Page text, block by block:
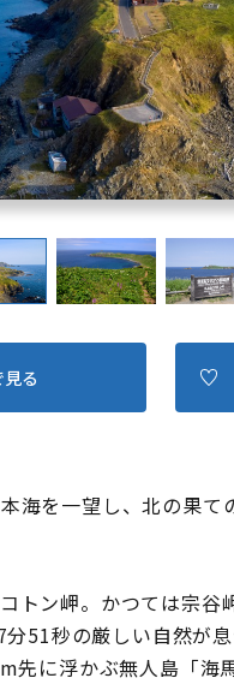
海を一望し、北の果て
トン岬。かつては宗谷
51秒の厳しい自然が
先に浮かぶ無人島「海
る